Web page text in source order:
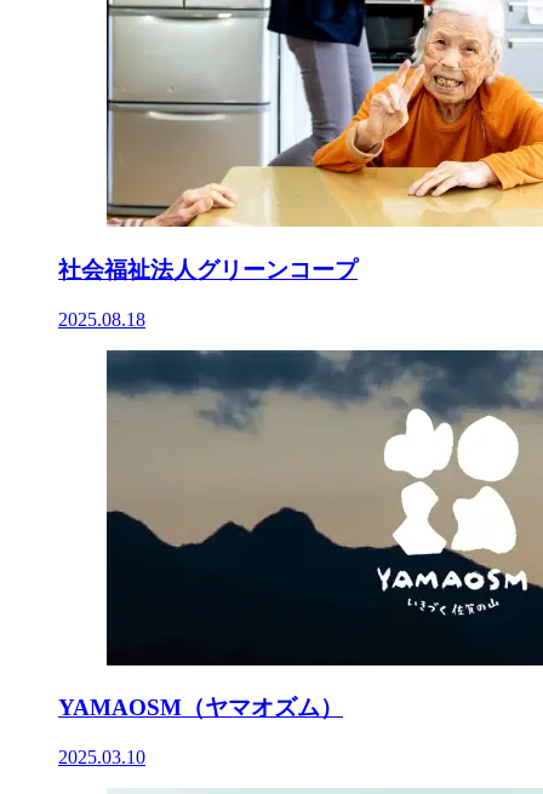
社会福祉法人グリーンコープ
2025.08.18
YAMAOSM（ヤマオズム）
2025.03.10